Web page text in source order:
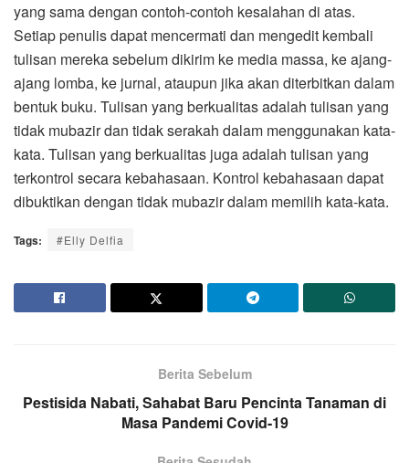
yang sama dengan contoh-contoh kesalahan di atas.
Setiap penulis dapat mencermati dan mengedit kembali
tulisan mereka sebelum dikirim ke media massa, ke ajang-
ajang lomba, ke jurnal, ataupun jika akan diterbitkan dalam
bentuk buku. Tulisan yang berkualitas adalah tulisan yang
tidak mubazir dan tidak serakah dalam menggunakan kata-
kata. Tulisan yang berkualitas juga adalah tulisan yang
terkontrol secara kebahasaan. Kontrol kebahasaan dapat
dibuktikan dengan tidak mubazir dalam memilih kata-kata.
Tags: #Elly Delfia
Berita Sebelum
Pestisida Nabati, Sahabat Baru Pencinta Tanaman di
Masa Pandemi Covid-19